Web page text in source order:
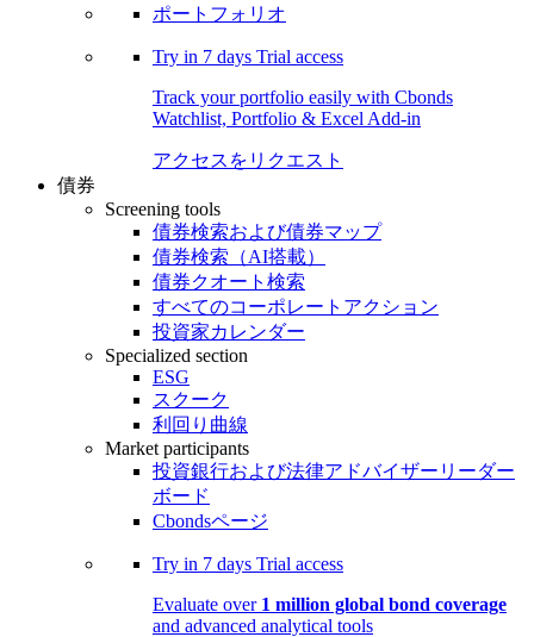
ポートフォリオ
Try in 7 days Trial access
Track your portfolio easily with Cbonds
Watchlist, Portfolio & Excel Add-in
アクセスをリクエスト
債券
Screening tools
債券検索および債券マップ
債券検索（AI搭載）
債券クオート検索
すべてのコーポレートアクション
投資家カレンダー
Specialized section
ESG
スクーク
利回り曲線
Market participants
投資銀行および法律アドバイザーリーダー
ボード
Cbondsページ
Try in 7 days Trial access
Evaluate over 1 million global bond coverage
and advanced analytical tools